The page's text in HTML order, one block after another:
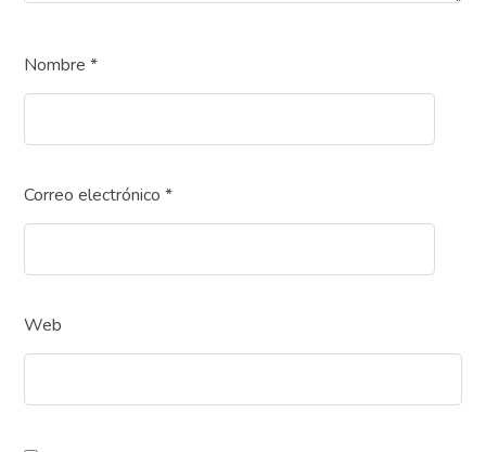
Nombre*
Correo electrónico*
Web